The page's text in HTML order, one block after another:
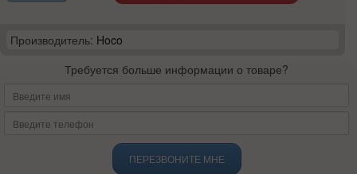
Производитель: Hoco
Требуется больше информации о товаре?
ПЕРЕЗВОНИТЕ МНЕ